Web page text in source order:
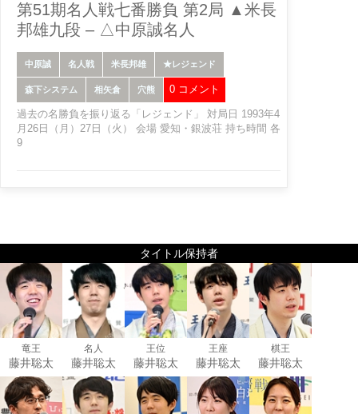
第51期名人戦七番勝負 第2局 ▲米長
邦雄九段 – △中原誠名人
中原誠 名人戦 米長邦雄 ★レジェンド
森下システム 相矢倉 穴熊 0 コメント
過去の名勝負を振り返る「レジェンド」 対局日 1993年4
月26日（月）27日（火） 会場 愛知・銀波荘 持ち時間 各
9
タイトル保持者
竜王
藤井聡太
名人
藤井聡太
王位
藤井聡太
王座
藤井聡太
棋王
藤井聡太